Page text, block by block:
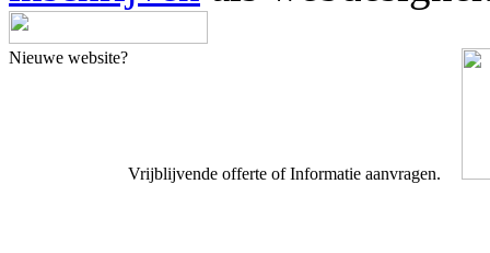
Nieuwe website?
Vrijblijvende offerte of Informatie aanvragen.